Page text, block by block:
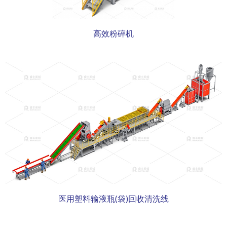
高效粉碎机
医用塑料输液瓶(袋)回收清洗线